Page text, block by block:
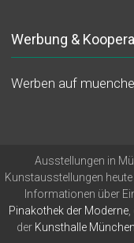
Werbung &
Werben auf
Ausstellungen in
Kunstausstellungen
Informationen über
Pinakothek der Moderne,
der Kunsthalle München